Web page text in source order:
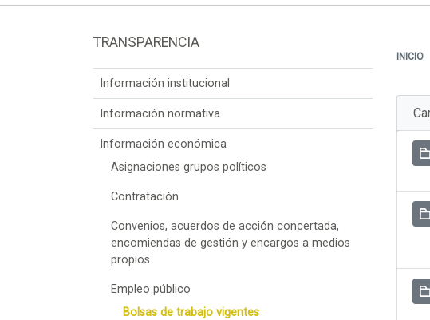
TRANSPARENCIA
Información institucional
Información normativa
Información económica
Asignaciones grupos políticos
Contratación
Convenios, acuerdos de acción concertada,
encomiendas de gestión y encargos a medios
propios
Empleo público
Bolsas de trabajo vigentes
INICIO